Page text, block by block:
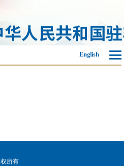
English
所有